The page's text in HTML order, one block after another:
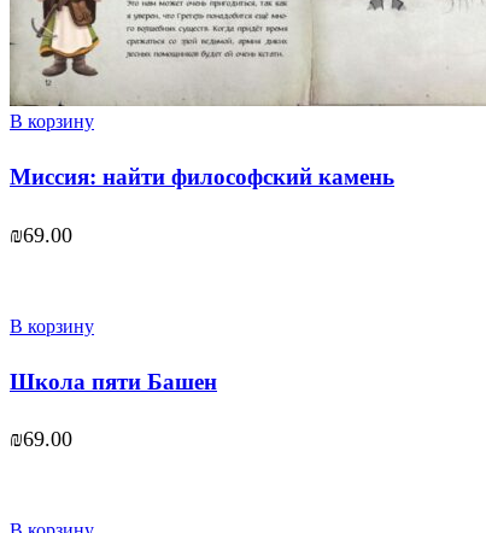
В корзину
Миссия: найти философский камень
₪69.00
В корзину
Школа пяти Башен
₪69.00